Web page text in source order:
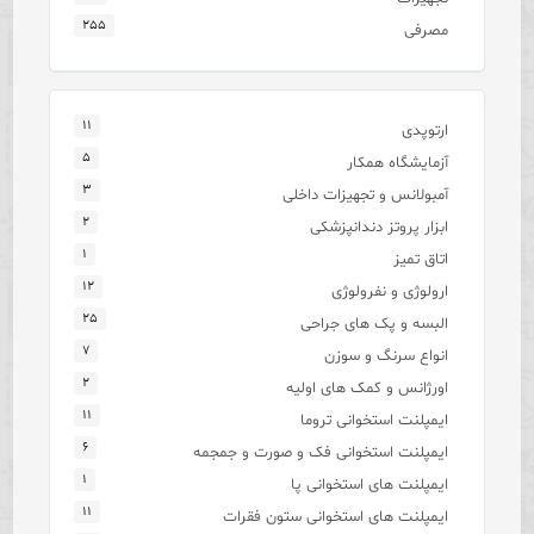
مصرفی ۲۵۵
ارتوپدی ۱۱
آزمایشگاه همکار ۵
آمبولانس و تجهیزات داخلی ۳
ابزار پروتز دندانپزشکی ۲
اتاق تمیز ۱
ارولوژی و نفرولوژی ۱۲
البسه و پک های جراحی ۲۵
انواع سرنگ و سوزن ۷
اورژانس و کمک های اولیه ۲
ایمپلنت استخوانی تروما ۱۱
ایمپلنت استخوانی فک و صورت و جمجمه ۶
ایمپلنت های استخوانی پا ۱
ایمپلنت های استخوانی ستون فقرات ۱۱